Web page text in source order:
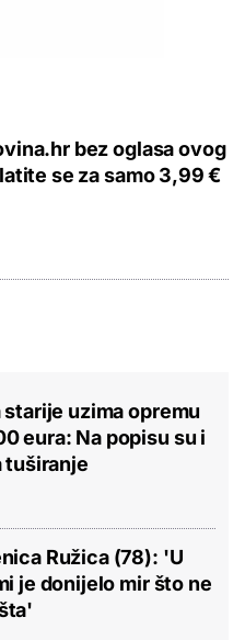
bez oglasa ovog
se za samo 3,99 €
starije uzima opremu
eura: Na popisu su i
tuširanje
Ružica (78): 'U
je donijelo mir što ne